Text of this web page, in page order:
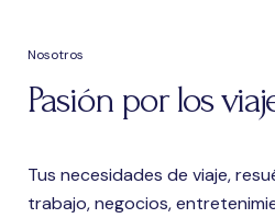
Nosotros
Pasión por los
Tus necesidades de viaje,
trabajo, negocios,